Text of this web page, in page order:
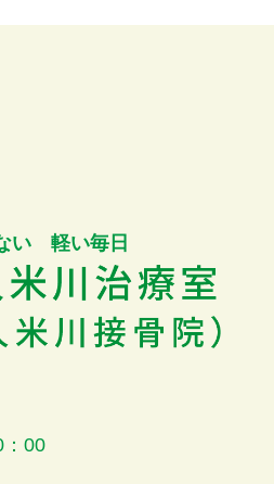
い 軽い毎日
00